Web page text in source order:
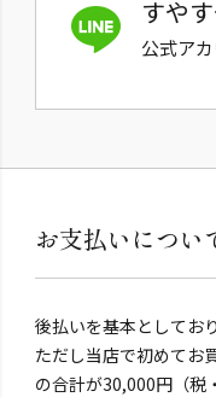
すや
公式ア
お支払いについ
後払いを基本としてお
ただし当店で初めてお
の合計が30,000円（税